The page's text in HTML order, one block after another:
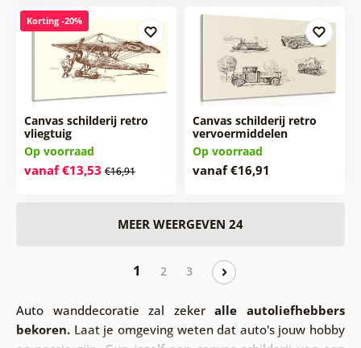
Korting -20%
Canvas schilderij retro
vliegtuig
Op voorraad
vanaf €13,53 €16,91
Canvas schilderij retro
vervoermiddelen
Op voorraad
vanaf €16,91
MEER WEERGEVEN 24
1 2 3
Auto wanddecoratie zal zekeralle autoliefhebbers
bekoren.Laat je omgeving weten dat auto's jouw hobby